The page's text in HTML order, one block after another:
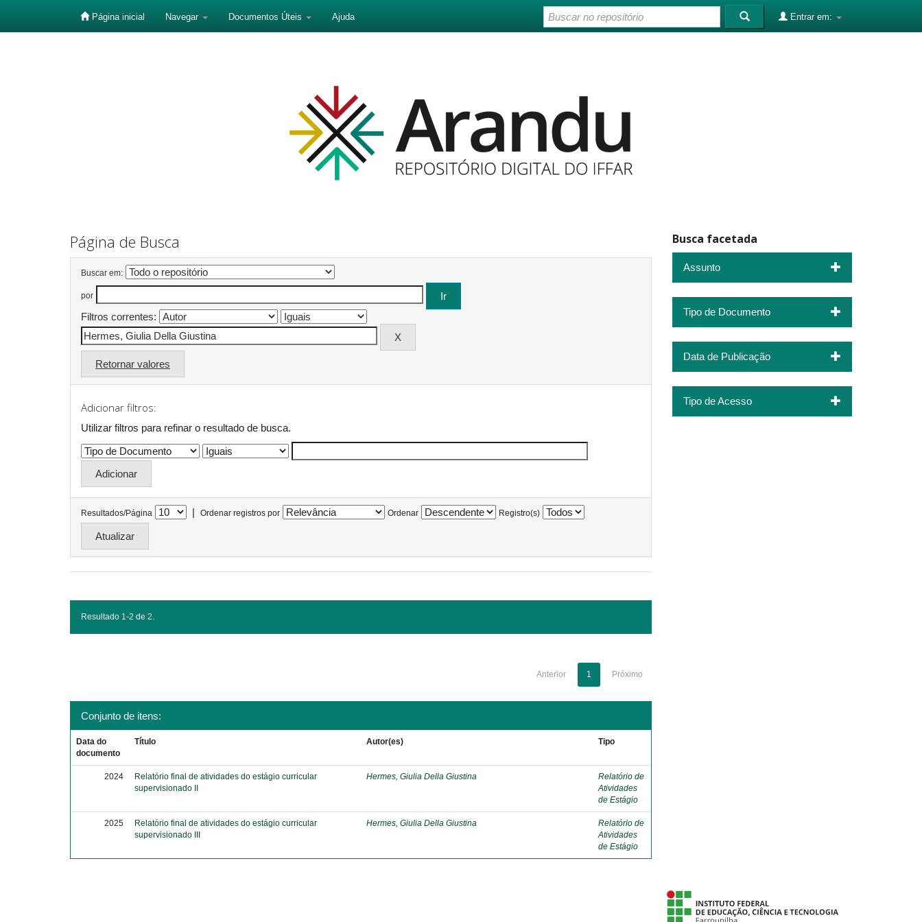
Página inicial Navegar Documentos Úteis Ajuda Entrar em:
Página de Busca
Buscar em:
por
Filtros correntes:
Retornar valores
Adicionar filtros:
Utilizar filtros para refinar o resultado de busca.
Resultados/Página | Ordenar registros por Ordenar Registro(s)
Resultado 1-2 de 2.
Anterior 1 Próximo
Conjunto de itens:
Data do
documento
Título Autor(es) Tipo
2024
Relatório final de atividades do estágio curricular
supervisionado II
Hermes, Giulia Della Giustina
Relatório de
Atividades
de Estágio
2025
Relatório final de atividades do estágio curricular
supervisionado III
Hermes, Giulia Della Giustina
Relatório de
Atividades
de Estágio
Busca facetada
Assunto
Tipo de Documento
Data de Publicação
Tipo de Acesso